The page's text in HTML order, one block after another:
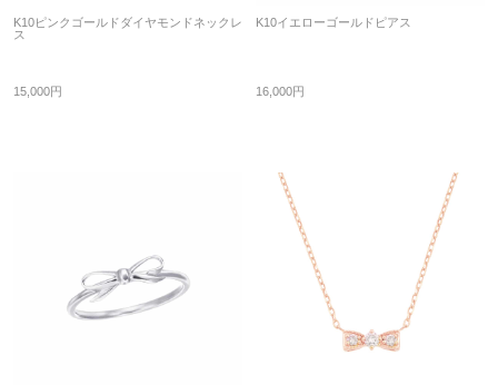
K10ピンクゴールドダイヤモンドネックレ
ス
15,000円
K10イエローゴールドピアス
16,000円